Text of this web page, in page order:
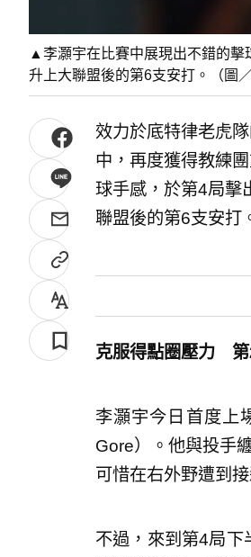
▲李灝宇在比賽中展現出不錯的擊
升上大聯盟後的第6支安打。（圖
效力於底特律老虎
中，再度獲得教練
球手感，於第4局擊
聯盟後的第6支安打
克服得點圈壓力 第
李灝宇今日首度上
Gore）。他與投手
可惜在右外野遭到接
不過，來到第4局下